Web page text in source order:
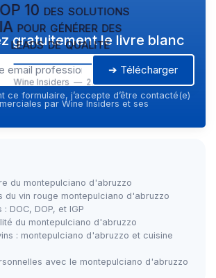
10 des solutions
IA pour générer des
leads de qualité
Wine Insiders — 2026
gratuitement le livre blanc
➔ Télécharger
ce formulaire, j’accepte d’être contacté(e)
par Wine Insiders et ses
du montepulciano d'abruzzo
du vin rouge montepulciano d'abruzzo
DOC, DOP, et IGP
du montepulciano d'abruzzo
: montepulciano d'abruzzo et cuisine
avec le montepulciano d'abruzzo